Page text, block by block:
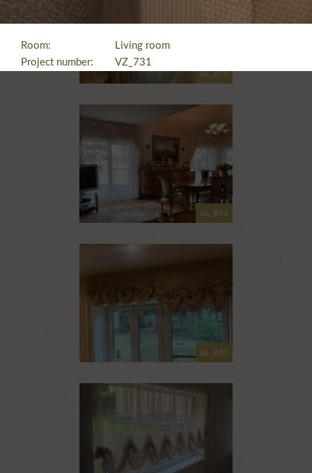
AL_855
AL_854
AL_851
Room:
Living room
Project number:
VZ_731